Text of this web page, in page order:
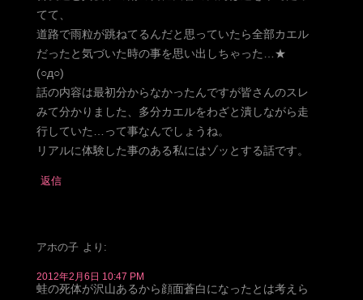
てて、
道路で雨粒が跳ねてるんだと思っていたら全部カエル
だったと気づいた時の事を思い出しちゃった…★
(○д○)
話の内容は最初分からなかったんですが皆さんのスレ
みて分かりました、多分カエルをわざと潰しながら走
行していた…って事なんでしょうね。
リアルに体験した事のある私にはゾッとする話です。
返信
アホの子 より:
2012年2月6日 10:47 PM
蛙の死体が沢山あるから顔面蒼白になったとは考えら